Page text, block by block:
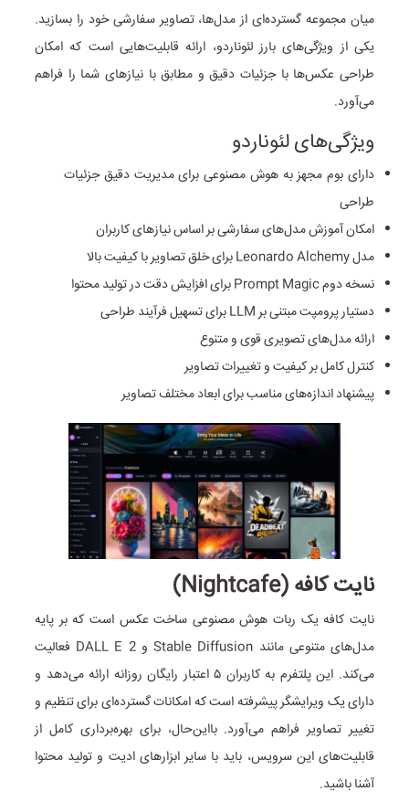
میان مجموعه‌ گسترده‌ای از مدل‌ها، تصاویر سفارشی خود را بسازید.
یکی از ویژگی‌های بارز لئوناردو، ارائه قابلیت‌هایی است که امکان
طراحی عکس‌ها با جزئیات دقیق و مطابق با نیازهای شما را فراهم
می‌آورد.
ویژگی‌های لئوناردو
دارای بوم مجهز به هوش مصنوعی برای مدیریت دقیق جزئیات
طراحی
امکان آموزش مدل‌های سفارشی بر اساس نیازهای کاربران
مدل Leonardo Alchemy برای خلق تصاویر با کیفیت بالا
نسخه دوم Prompt Magic برای افزایش دقت در تولید محتوا
دستیار پرومپت مبتنی بر LLM برای تسهیل فرآیند طراحی
ارائه مدل‌های تصویری قوی و متنوع
کنترل کامل بر کیفیت و تغییرات تصاویر
پیشنهاد اندازه‌های مناسب برای ابعاد مختلف تصاویر
نایت کافه (Nightcafe)
نایت کافه یک ربات هوش مصنوعی ساخت عکس است که بر پایه
مدل‌های متنوعی مانند Stable Diffusion و DALL E 2 فعالیت
می‌کند. این پلتفرم به کاربران ۵ اعتبار رایگان روزانه ارائه می‌دهد و
دارای یک ویرایشگر پیشرفته است که امکانات گسترده‌ای برای تنظیم و
تغییر تصاویر فراهم می‌آورد. با‌این‌حال، برای بهره‌برداری کامل از
قابلیت‌های این سرویس، باید با سایر ابزار‌های ادیت و تولید محتوا
آشنا باشید.